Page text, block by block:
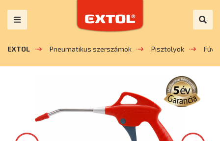
EXTOL Pneumatikus szerszámok Pisztolyok